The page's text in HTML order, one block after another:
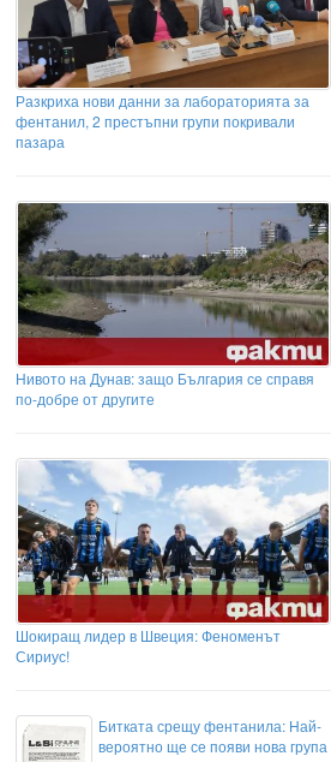
Разкриха нови данни за лабораторията за
фентанил, 2 престъпни групи покривали
пазара
Нивото на Дунав: защо България се справя
по-добре от другите
Шокиращ лидер в Швеция: Феноменът
Сириус!
Битката срещу фентанила: Най-
вероятно ще се появи нова група